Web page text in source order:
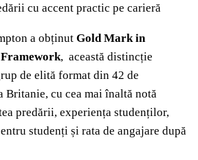
cu accent practic pe carieră
a obținut Gold Mark in
Framework, această distincție
de elită format din 42 de
cu cea mai înaltă notă
predării, experiența studenților,
studenți și rata de angajare după